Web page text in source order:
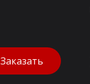
Заказать